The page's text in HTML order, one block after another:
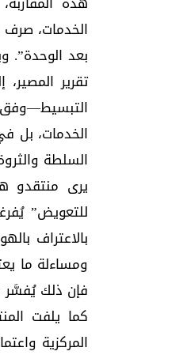
الخدمات، صرف
بعد الوحدة”.
تقرير
السلطة
يرى منتقدو
للتعويض”
بالاعتراف
ومساءلة ما
فإن ذلك يُفسَّر
كما يلفت
المركزية